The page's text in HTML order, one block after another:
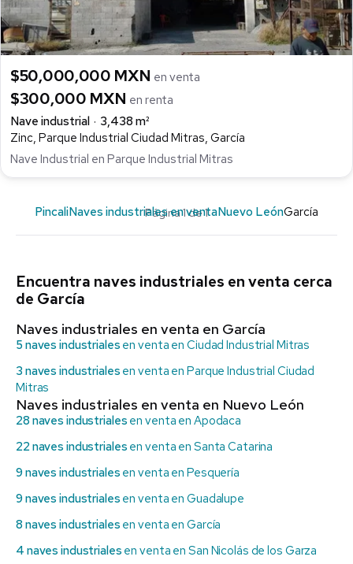
$50,000,000 MXN en venta
$300,000 MXN en renta
Nave industrial
3,438 m²
Zinc, Parque Industrial Ciudad Mitras, García
Nave Industrial en Parque Industrial Mitras
Página 1 de 1
PincaliNaves industriales en ventaNuevo LeónGarcía
Encuentra naves industriales en venta cerca
de García
Naves industriales en venta en García
5 naves industriales en venta en Ciudad Industrial Mitras
3 naves industriales en venta en Parque Industrial Ciudad
Mitras
Naves industriales en venta en Nuevo León
28 naves industriales en venta en Apodaca
22 naves industriales en venta en Santa Catarina
9 naves industriales en venta en Pesquería
9 naves industriales en venta en Guadalupe
8 naves industriales en venta en García
4 naves industriales en venta en San Nicolás de los Garza